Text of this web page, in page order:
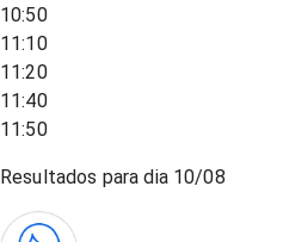
10:50
11:10
11:20
11:40
11:50
Resultados para dia 10/08